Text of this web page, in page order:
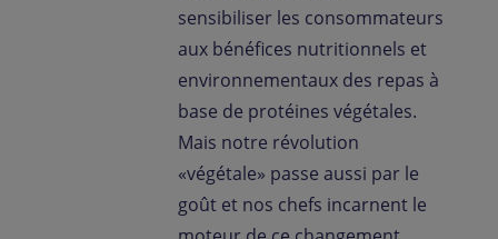
sensibiliser les consommateurs
aux bénéfices nutritionnels et
environnementaux des repas à
base de protéines végétales.
Mais notre révolution
«végétale» passe aussi par le
goût et nos chefs incarnent le